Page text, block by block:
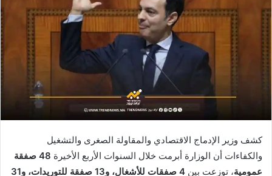
كشف وزير الإدماج الاقتصادي والمقاولة الصغرى والتشغيل
والكفاءات أن الوزارة أبرمت خلال السنوات الأربع الأخيرة
48 صفقة
عمومية، توزعت بين
4 صفقات للأشغال، و13 صفقة للتوريدات، و31